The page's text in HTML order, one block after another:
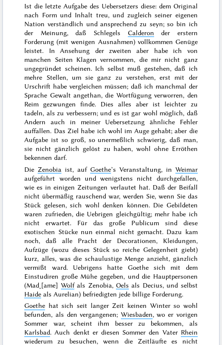
Ist die letzte Aufgabe des Uebersetzers diese: dem Original
nach Form und Inhalt treu, und zugleich seiner eigenen
Nation verständlich und ansprechend zu seyn; so bin ich
der Meinung, daß Schlegels Calderon der erstern
Forderung (mit wenigen Ausnahmen) vollkommen Genüge
leistet. In Ansehung der zweiten aber habe ich von
manchen Seiten Klagen vernommen, die mir nicht ganz
ungegründet scheinen. Ich selbst muß gestehen, daß ich
mehre Stellen, um sie ganz zu verstehen, erst mit der
Urschrift habe vergleichen müssen; daß ich manchmal der
Sprache Gewalt angethan, die Wortfügung verworren, den
Reim gezwungen finde. Dies alles aber ist leichter zu
tadeln, als zu verbessern; und es ist gar wohl möglich, daß
Andern auch in meiner Uebersetzung ähnliche Fehler
auffallen. Das Ziel habe ich wohl im Auge gehabt; aber die
Aufgabe ist so groß, so unermeßlich schwierig, daß man,
sie nicht gänzlich gelöst zu haben, wohl ohne Erröthen
bekennen darf.
Die Zenobia ist, auf Goethe’s Veranstaltung, in Weimar
aufgeführt worden und wenigstens nicht durchgefallen,
wie es in einigen Zeitungen verlautet hat. Daß der Beifall
nicht übermäßig rauschend war, werden Sie, wenn Sie das
Stück gelesen, sich wohl denken können. Die Gebildeten
waren zufrieden, die Uebrigen gleichgültig; mehr habe ich
nicht erwartet. Für das große Publicum sind diese
exotischen Stücke nun einmal nicht gemacht. Dazu kam
noch, daß alle Pracht der Decorationen, Kleidungen,
Aufzüge (wozu dieses Stück so reiche Gelegenheit giebt)
kurz, alles, was die schaulustige Menge anzieht, gänzlich
vermißt ward. Uebrigens hatte Goethe sich mit dem
Einstudiren große Mühe gegeben, und die Hauptpersonen
(Mad˖[ame] Wolfals Zenobia,Oels als Decius, und selbst
Haide als Aurelian) befriedigten jede billige Forderung.
Goethe hat sich seit langer Zeit keinen Winter so wohl
befunden, als denvergangenen; Wiesbaden, wo er vorigen
Sommer war, scheint ihm besser zu bekommen, als
Karlsbad. Auch denkt er diesen Sommer den Vater Rhein
wiederum zu besuchen, wenn die Zeitläufte es nicht